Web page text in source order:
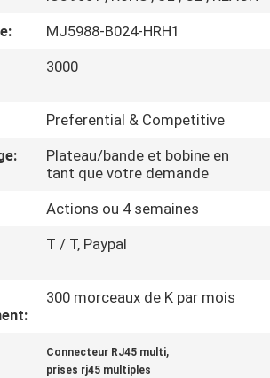
MJ5988-B024-HRH1
3000
Preferential & Competitive
Plateau/bande et bobine en
tant que votre demande
Actions ou 4 semaines
T / T, Paypal
300 morceaux de K par mois
Connecteur RJ45 multi,
prises rj45 multiples